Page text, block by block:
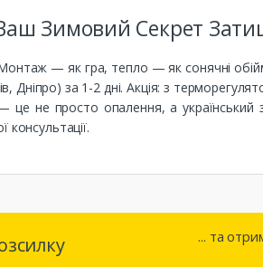
Зимовий Секрет
— як гра, тепло — як сонячні
Дніпро) за 1-2 дні. Акція: з
це не просто опалення, а
... та